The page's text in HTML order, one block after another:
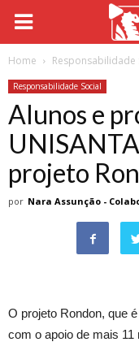
Home Responsabilidade
Responsabilidade Social
Alunos e
projeto
por Nara Assunção -
O projeto Rondon, que
com o apoio de mais